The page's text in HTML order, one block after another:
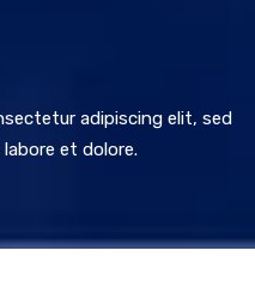
adipiscing elit, sed
et dolore.